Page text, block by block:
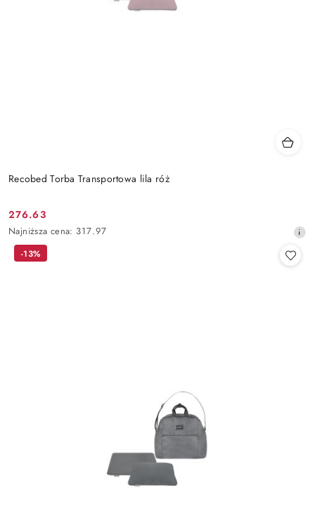
Recobed Torba Transportowa lila róż
Cena
promocyjna:
276.63
Najniższa
cena
Najniższa cena: 317.97
-13%